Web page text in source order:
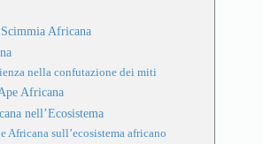
Africana
nella confutazione dei miti
Africana
nell’Ecosistema
Africana sull’ecosistema africano